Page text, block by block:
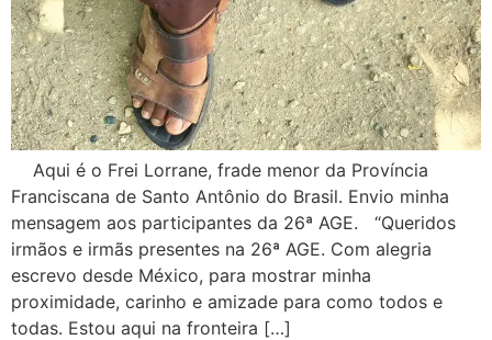
Aqui é o Frei Lorrane, frade menor da Província
Franciscana de Santo Antônio do Brasil. Envio minha
mensagem aos participantes da 26ª AGE. “Queridos
irmãos e irmãs presentes na 26ª AGE. Com alegria
escrevo desde México, para mostrar minha
proximidade, carinho e amizade para como todos e
todas. Estou aqui na fronteira […]